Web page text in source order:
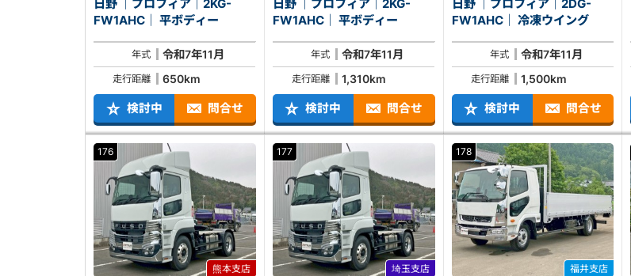
日野 ｜プロフィア｜2KG-
FW1AHC｜ 平ボディー
年式 令和7年11月
走行距離 650km
検討中 問合せ
日野 ｜プロフィア｜2KG-
FW1AHC｜ 平ボディー
年式 令和7年11月
走行距離 1,310km
検討中 問合せ
日野 ｜プロフィア｜2DG-
FW1AHC｜ 冷凍ウイング
年式 令和7年11月
走行距離 1,500km
検討中 問合せ
176
熊本支店
177
埼玉支店
178
福井支店